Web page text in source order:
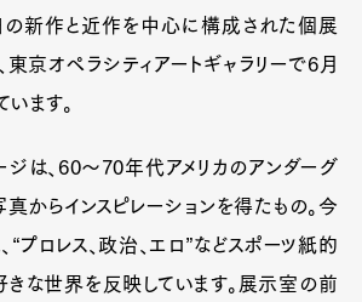
の新作と近作を中心に構成された個展
東京オペラシティアートギャラリーで6月
ます。
ジは、60～70年代アメリカのアンダーグ
からインスピレーションを得たもの。今
プロレス、政治、エロ”などスポーツ紙的
きな世界を反映しています。展示室の前